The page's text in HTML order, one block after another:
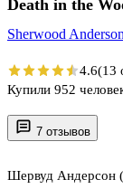
7 отзывов
Шервуд Андерсон
Death in the
Sherwood Anderson
4.6(13
Купили 952